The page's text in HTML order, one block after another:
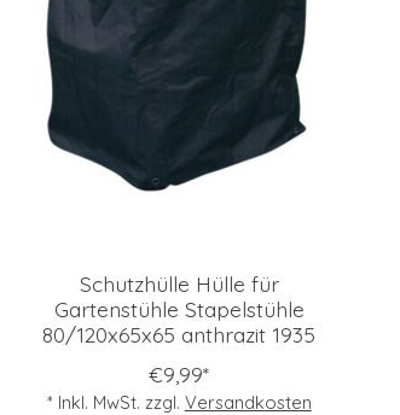
Schutzhülle Hülle für
Gartenstühle Stapelstühle
80/120x65x65 anthrazit 1935
€9,99*
* Inkl. MwSt. zzgl. Versandkosten